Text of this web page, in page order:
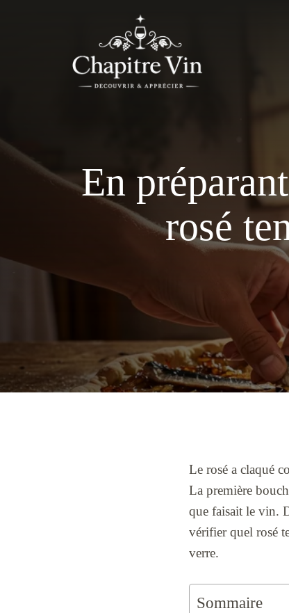
En
rosé
Le rosé a claqué
La première
que faisait le vin.
vérifier quel rosé
verre.
Sommaire